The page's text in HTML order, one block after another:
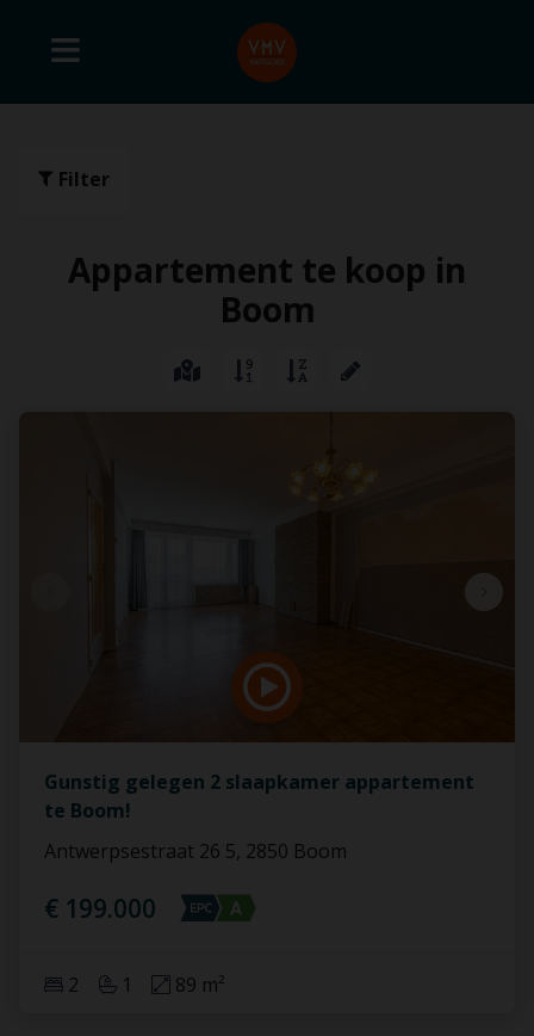
Filter
Appartement te koop in
Boom
Gunstig gelegen 2 slaapkamer appartement
te Boom!
Antwerpsestraat 26 5, 2850 Boom
€ 199.000
2 1 89 m²